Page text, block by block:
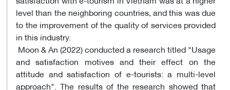
level than the neighboring countries, and this was due
to the improvement of the quality of services provided
in this industry.
Moon & An (2022) conducted a research titled "Usage
and satisfaction motives and their effect on the
attitude and satisfaction of e-tourists: a multi-level
approach". The results of the research showed that